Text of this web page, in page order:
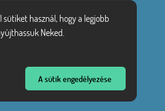
használ, hogy a legjobb
Neked.
A sütik engedélyezése